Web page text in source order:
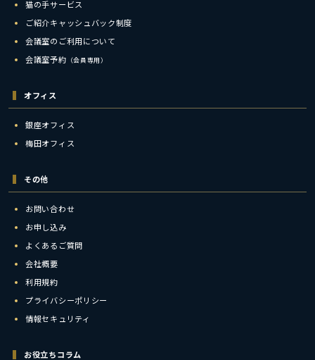
猫の手サービス
ご紹介キャッシュバック制度
会議室のご利用について
会議室予約 （会員専用）
オフィス
銀座オフィス
梅田オフィス
その他
お問い合わせ
お申し込み
よくあるご質問
会社概要
利用規約
プライバシーポリシー
情報セキュリティ
お役立ちコラム